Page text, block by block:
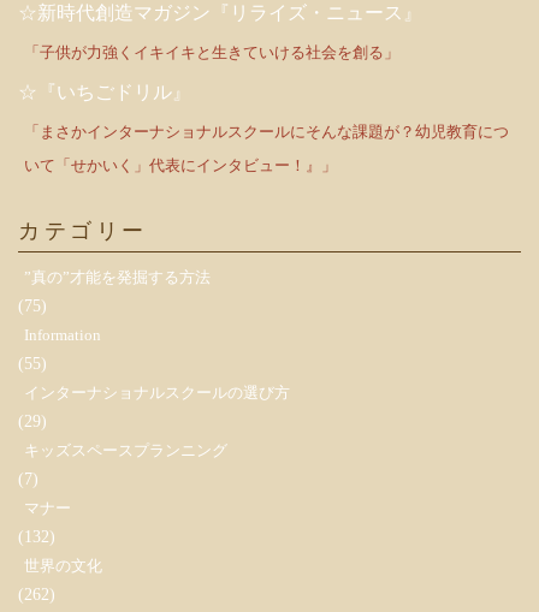
☆新時代創造マガジン『リライズ・ニュース』
「子供が力強くイキイキと生きていける社会を創る」
☆『いちごドリル』
「まさかインターナショナルスクールにそんな課題が？幼児教育につ
いて「せかいく」代表にインタビュー！』」
カテゴリー
”真の”才能を発掘する方法
(75)
Information
(55)
インターナショナルスクールの選び方
(29)
キッズスペースプランニング
(7)
マナー
(132)
世界の文化
(262)